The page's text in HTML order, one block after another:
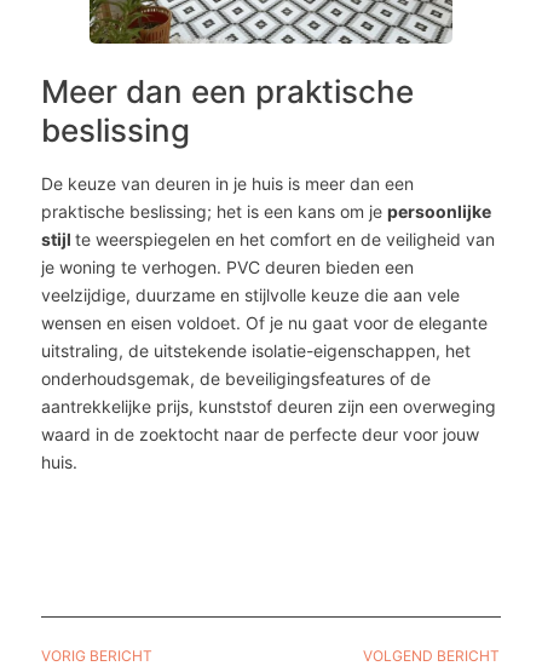
Meer dan een praktische
beslissing
De keuze van deuren in je huis is meer dan een
praktische beslissing; het is een kans om je persoonlijke
stijl te weerspiegelen en het comfort en de veiligheid van
je woning te verhogen. PVC deuren bieden een
veelzijdige, duurzame en stijlvolle keuze die aan vele
wensen en eisen voldoet. Of je nu gaat voor de elegante
uitstraling, de uitstekende isolatie-eigenschappen, het
onderhoudsgemak, de beveiligingsfeatures of de
aantrekkelijke prijs, kunststof deuren zijn een overweging
waard in de zoektocht naar de perfecte deur voor jouw
huis.
VORIG BERICHT VOLGEND BERICHT